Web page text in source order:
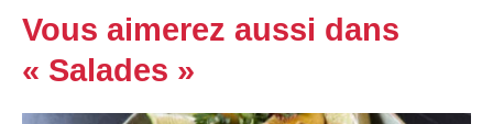
Vous aimerez aussi dans
« Salades »